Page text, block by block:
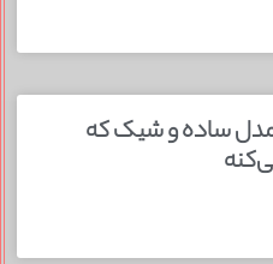
عروس اروپایی؛ ۱۵ مدل ساده و شیک که